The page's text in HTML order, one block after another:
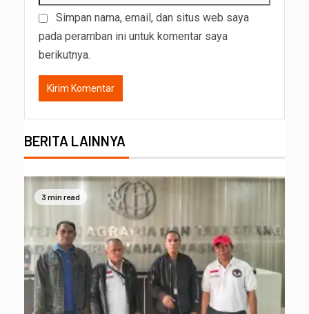
Simpan nama, email, dan situs web saya
pada peramban ini untuk komentar saya
berikutnya.
BERITA LAINNYA
3 min read